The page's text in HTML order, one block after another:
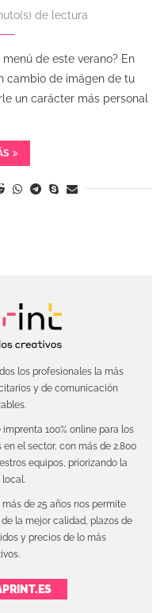
de lectura
de este verano? En
cambio de imágen de tu
un carácter más personal
los profesionales la más
y de comunicación
100% online para los
el sector, con más de 2.800
equipos, priorizando la
de 25 años nos permite
la mejor calidad, plazos de
y precios de lo más